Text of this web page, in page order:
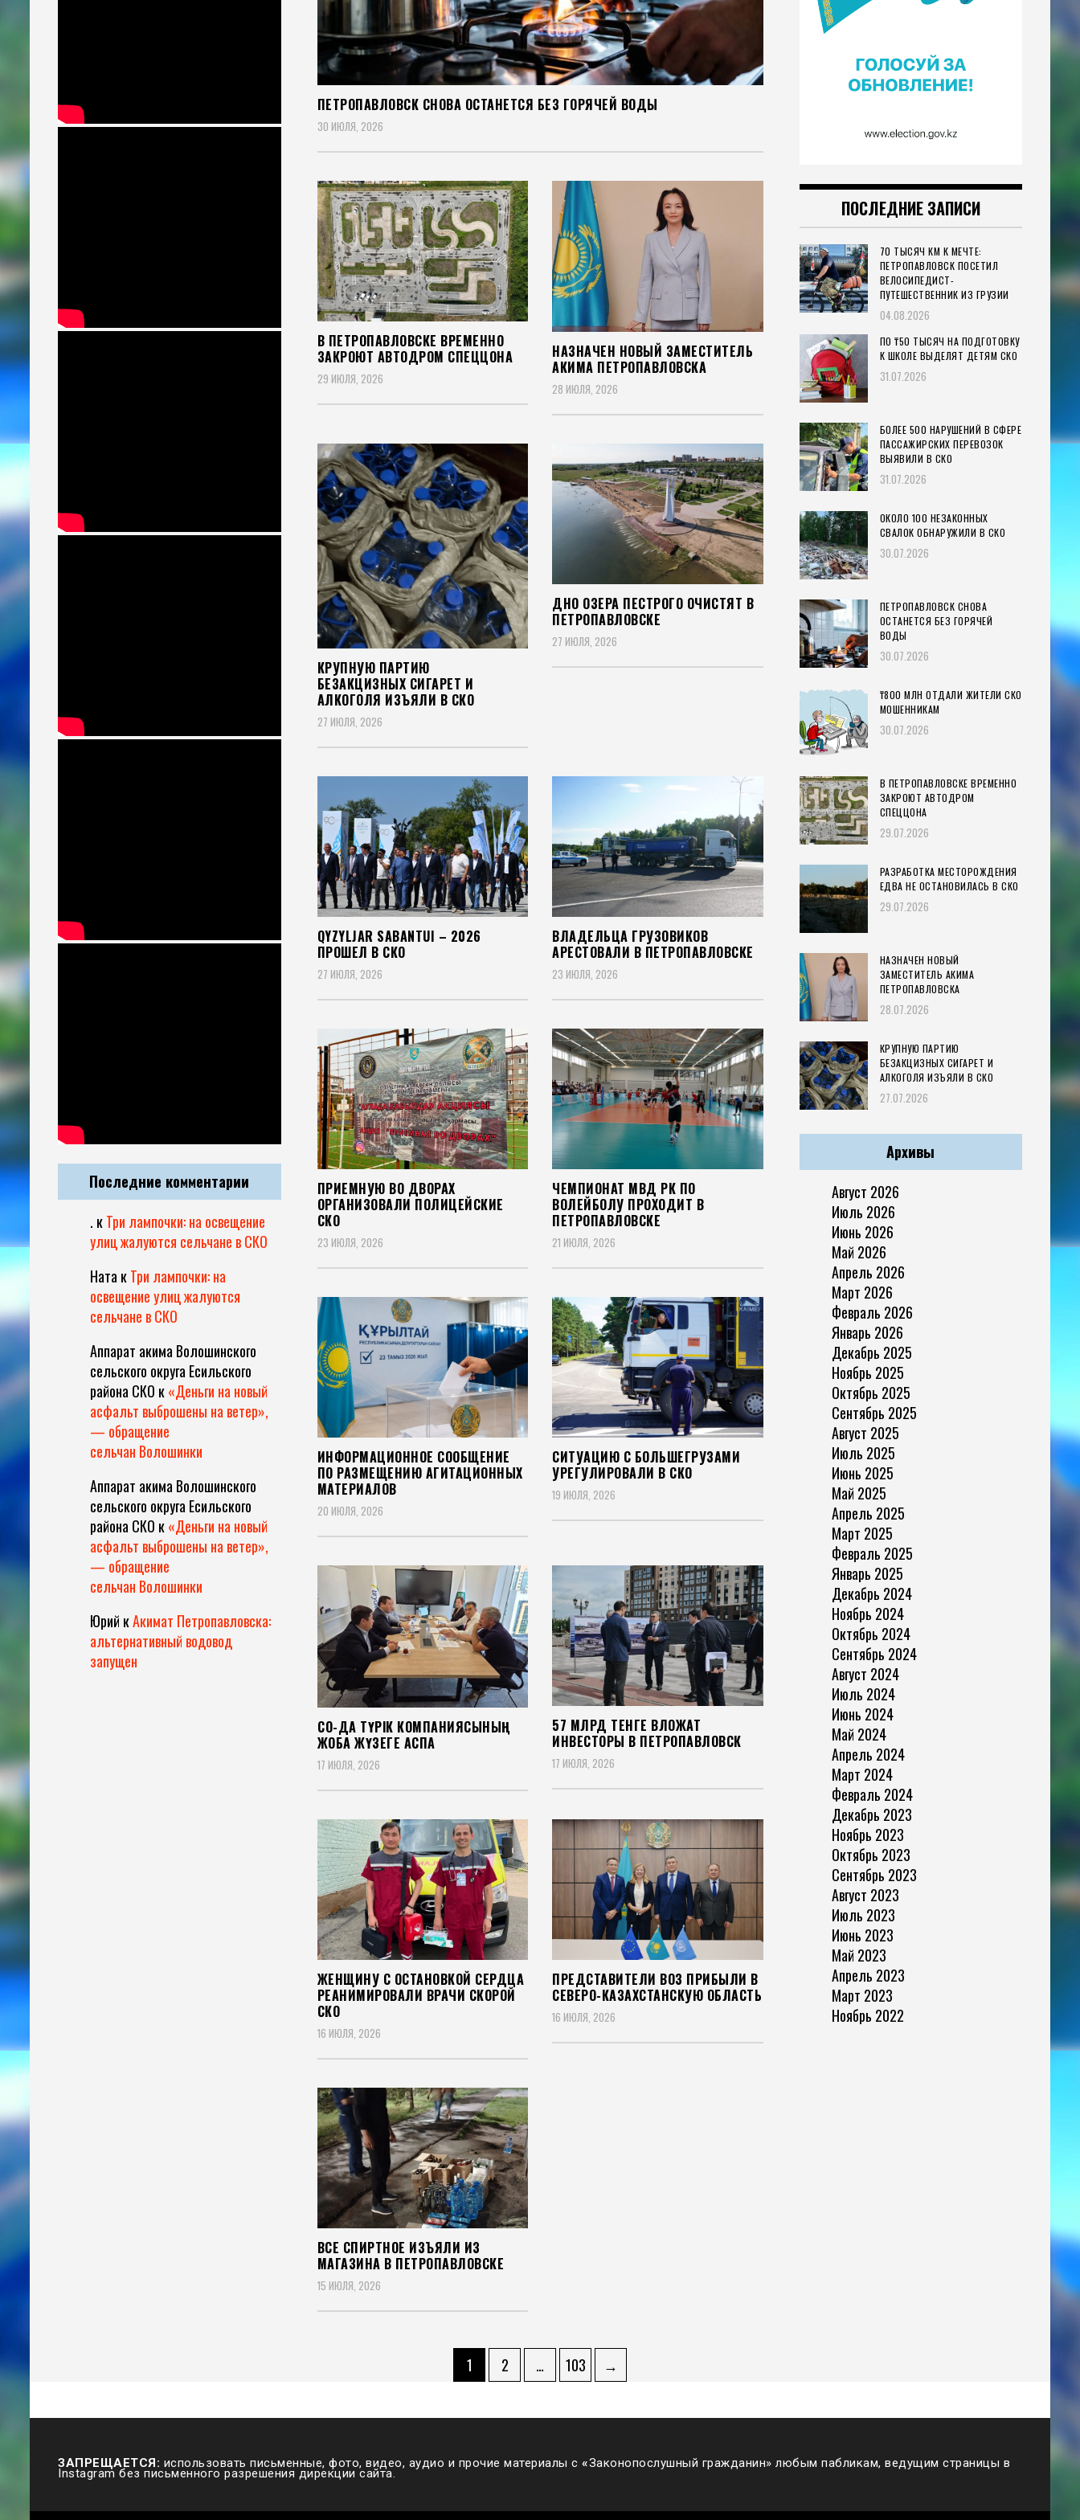
ПЕТРОПАВЛОВСК СНОВА ОСТАНЕТСЯ БЕЗ ГОРЯЧЕЙ ВОДЫ
30 ИЮЛЯ, 2026
В ПЕТРОПАВЛОВСКЕ ВРЕМЕННО
ЗАКРОЮТ АВТОДРОМ СПЕЦЦОНА
29 ИЮЛЯ, 2026
НАЗНАЧЕН НОВЫЙ ЗАМЕСТИТЕЛЬ
АКИМА ПЕТРОПАВЛОВСКА
28 ИЮЛЯ, 2026
КРУПНУЮ ПАРТИЮ
БЕЗАКЦИЗНЫХ СИГАРЕТ И
АЛКОГОЛЯ ИЗЪЯЛИ В СКО
27 ИЮЛЯ, 2026
ДНО ОЗЕРА ПЕСТРОГО ОЧИСТЯТ В
ПЕТРОПАВЛОВСКЕ
27 ИЮЛЯ, 2026
QYZYLJAR SABANTUI – 2026
ПРОШЕЛ В СКО
27 ИЮЛЯ, 2026
ВЛАДЕЛЬЦА ГРУЗОВИКОВ
АРЕСТОВАЛИ В ПЕТРОПАВЛОВСКЕ
23 ИЮЛЯ, 2026
ПРИЕМНУЮ ВО ДВОРАХ
ОРГАНИЗОВАЛИ ПОЛИЦЕЙСКИЕ
СКО
23 ИЮЛЯ, 2026
ЧЕМПИОНАТ МВД РК ПО
ВОЛЕЙБОЛУ ПРОХОДИТ В
ПЕТРОПАВЛОВСКЕ
21 ИЮЛЯ, 2026
ИНФОРМАЦИОННОЕ СООБЩЕНИЕ
ПО РАЗМЕЩЕНИЮ АГИТАЦИОННЫХ
МАТЕРИАЛОВ
20 ИЮЛЯ, 2026
СИТУАЦИЮ С БОЛЬШЕГРУЗАМИ
УРЕГУЛИРОВАЛИ В СКО
19 ИЮЛЯ, 2026
СҚО-ДА ТҮРІК КОМПАНИЯСЫНЫҢ
ЖОБА ЖҮЗЕГЕ АСПАҚ
17 ИЮЛЯ, 2026
57 МЛРД ТЕНГЕ ВЛОЖАТ
ИНВЕСТОРЫ В ПЕТРОПАВЛОВСК
17 ИЮЛЯ, 2026
ЖЕНЩИНУ С ОСТАНОВКОЙ СЕРДЦА
РЕАНИМИРОВАЛИ ВРАЧИ СКОРОЙ
СКО
16 ИЮЛЯ, 2026
ПРЕДСТАВИТЕЛИ ВОЗ ПРИБЫЛИ В
СЕВЕРО-КАЗАХСТАНСКУЮ ОБЛАСТЬ
16 ИЮЛЯ, 2026
ВСЕ СПИРТНОЕ ИЗЪЯЛИ ИЗ
МАГАЗИНА В ПЕТРОПАВЛОВСКЕ
15 ИЮЛЯ, 2026
Страница
1 Страница
2 … Страница
103 →
Последние комментарии
. кТри лампочки: на освещение
улиц жалуются сельчане в СКО
Ната кТри лампочки: на
освещение улиц жалуются
сельчане в СКО
Аппарат акима Волошинского
сельского округа Есильского
района СКО к«Деньги на новый
асфальт выброшены на ветер»,
— обращение
сельчан Волошинки
Аппарат акима Волошинского
сельского округа Есильского
района СКО к«Деньги на новый
асфальт выброшены на ветер»,
— обращение
сельчан Волошинки
Юрий кАкимат Петропавловска:
альтернативный водовод
запущен
ПОСЛЕДНИЕ ЗАПИСИ
70 ТЫСЯЧ КМ К МЕЧТЕ:
ПЕТРОПАВЛОВСК ПОСЕТИЛ
ВЕЛОСИПЕДИСТ-
ПУТЕШЕСТВЕННИК ИЗ ГРУЗИИ
04.08.2026
ПО ₸50 ТЫСЯЧ НА ПОДГОТОВКУ
К ШКОЛЕ ВЫДЕЛЯТ ДЕТЯМ СКО
31.07.2026
БОЛЕЕ 500 НАРУШЕНИЙ В СФЕРЕ
ПАССАЖИРСКИХ ПЕРЕВОЗОК
ВЫЯВИЛИ В СКО
31.07.2026
ОКОЛО 100 НЕЗАКОННЫХ
СВАЛОК ОБНАРУЖИЛИ В СКО
30.07.2026
ПЕТРОПАВЛОВСК СНОВА
ОСТАНЕТСЯ БЕЗ ГОРЯЧЕЙ
ВОДЫ
30.07.2026
₸800 МЛН ОТДАЛИ ЖИТЕЛИ СКО
МОШЕННИКАМ
30.07.2026
В ПЕТРОПАВЛОВСКЕ ВРЕМЕННО
ЗАКРОЮТ АВТОДРОМ
СПЕЦЦОНА
29.07.2026
РАЗРАБОТКА МЕСТОРОЖДЕНИЯ
ЕДВА НЕ ОСТАНОВИЛАСЬ В СКО
29.07.2026
НАЗНАЧЕН НОВЫЙ
ЗАМЕСТИТЕЛЬ АКИМА
ПЕТРОПАВЛОВСКА
28.07.2026
КРУПНУЮ ПАРТИЮ
БЕЗАКЦИЗНЫХ СИГАРЕТ И
АЛКОГОЛЯ ИЗЪЯЛИ В СКО
27.07.2026
Архивы
Август 2026
Июль 2026
Июнь 2026
Май 2026
Апрель 2026
Март 2026
Февраль 2026
Январь 2026
Декабрь 2025
Ноябрь 2025
Октябрь 2025
Сентябрь 2025
Август 2025
Июль 2025
Июнь 2025
Май 2025
Апрель 2025
Март 2025
Февраль 2025
Январь 2025
Декабрь 2024
Ноябрь 2024
Октябрь 2024
Сентябрь 2024
Август 2024
Июль 2024
Июнь 2024
Май 2024
Апрель 2024
Март 2024
Февраль 2024
Декабрь 2023
Ноябрь 2023
Октябрь 2023
Сентябрь 2023
Август 2023
Июль 2023
Июнь 2023
Май 2023
Апрель 2023
Март 2023
Ноябрь 2022
ЗАПРЕЩАЕТСЯ: использовать письменные, фото, видео, аудио и прочие материалы с «Законопослушный гражданин» любым пабликам, ведущим страницы в
Instagram без письменного разрешения дирекции сайта.